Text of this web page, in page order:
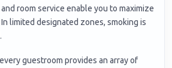
room service enable you to maximize
limited designated zones, smoking is
guestroom provides an array of